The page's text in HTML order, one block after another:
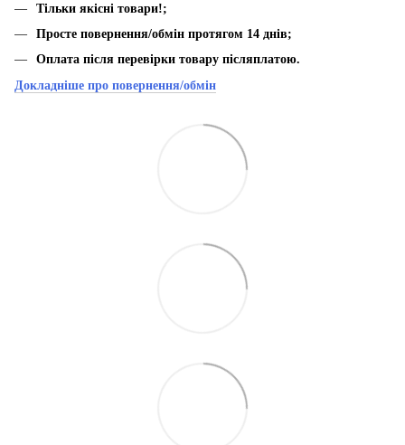
Тільки якісні товари!;
Просте повернення/обмін протягом 14 днів;
Оплата після перевірки товару післяплатою.
Докладніше про повернення/обмін